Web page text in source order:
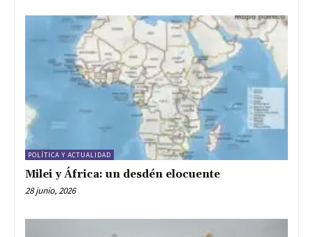
POLÍTICA Y ACTUALIDAD
Milei y África: un desdén elocuente
28 junio, 2026